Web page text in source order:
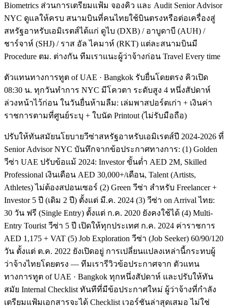
Biometrics ส่วนการเตรียมแฟ้ม จองคิว และ Audit Senior Advisor
NYC ดูแลให้ครบ สนามบินที่คนไทยใช้บินตรงหรือต่อเครื่องสู่
สหรัฐอาหรับเอมิเรตส์ได้แก่ ดูไบ (DXB) / อาบูดาบี (AUH) /
ชาร์จาห์ (SHJ) / ราส อัล ไคมาห์ (RKT) แต่ละสนามบินมี
Procedure ตม. ต่างกัน ทีมเราแนะผู้ว่าจ้างก่อน Travel Every time
ตัวแทนทางการทูต of UAE · Bangkok รับยื่นโดยตรง คิวเปิด
08:30 น. ทุกวันทำการ NYC มีโควตา ระดับสูง 4 หนึ่งสัปดาห์
ล่วงหน้าไว้ก่อน ในวันยื่นห้ามลืม: เล่มพาสปอร์ตเก่า + เงินค่า
ราชการตามที่ศูนย์ระบุ + ใบนัด Printout (ไม่รับมือถือ)
ปรับให้ทันสมัยนโยบายวีซ่าสหรัฐอาหรับเอมิเรตส์ปี 2024-2026 ที่
Senior Advisor NYC บันทึกจากข้อประกาศทางการ: (1) Golden
วีซ่า UAE ปรับข้อแม้ 2024: Investor ขั้นต่ำ AED 2M, Skilled
Professional เงินเดือน AED 30,000+/เดือน, Talent (Artists,
Athletes) ไม่ต้องสปอนเซอร์ (2) Green วีซ่า สำหรับ Freelancer +
Investor 5 ปี (เดิม 2 ปี) ตั้งแต่ มี.ค. 2024 (3) วีซ่า on Arrival ไทย:
30 วัน ฟรี (Single Entry) ตั้งแต่ ก.ค. 2020 ยังคงใช้ได้ (4) Multi-
Entry Tourist วีซ่า 5 ปี เปิดให้ทุกประเทศ ก.ค. 2024 ค่าราชการ
AED 1,175 + VAT (5) Job Exploration วีซ่า (Job Seeker) 60/90/120
วัน ตั้งแต่ ต.ค. 2022 ยังเปิดอยู่ การเปลี่ยนแปลงเหล่านี้กระทบผู้
ว่าจ้างไทยโดยตรง — ทีมเรารีวิวข้อประกาศจาก ตัวแทน
ทางการทูต of UAE · Bangkok ทุกหนึ่งสัปดาห์ และปรับให้ทัน
สมัย Internal Checklist ทันทีที่มีข้อประกาศใหม่ ผู้ว่าจ้างที่กำลัง
เตรียมแฟ้มเอกสารจะได้ Checklist เวอร์ชันล่าสุดเสมอ ไม่ใช่